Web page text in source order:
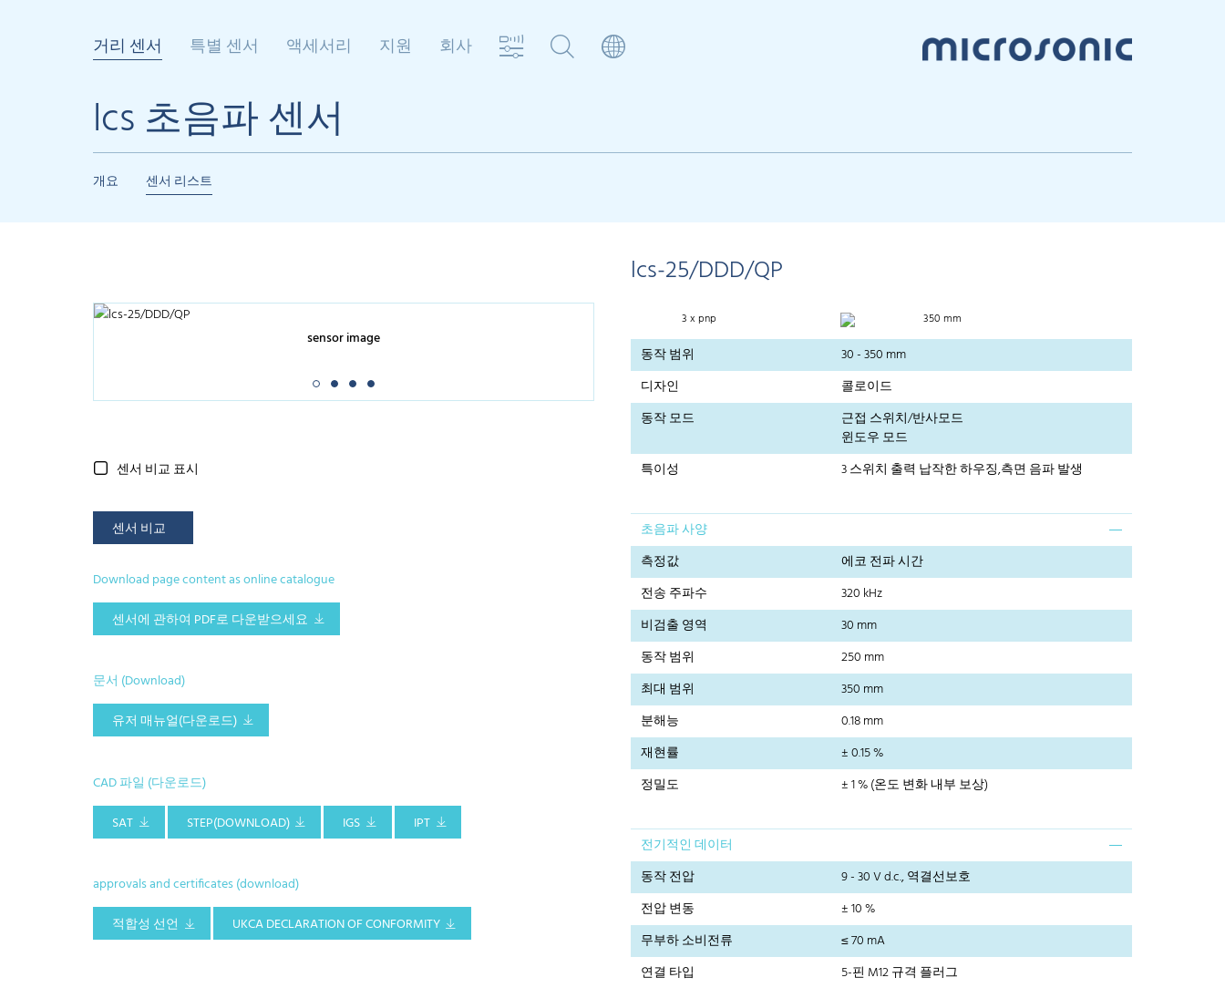
거리 센서 특별 센서 액세서리 지원 회사
lcs 초음파 센서
개요 센서 리스트
lcs-25/DDD/QP
sensor image
센서 비교 표시
센서 비교
Download page content as online catalogue
센서에 관하여 PDF로 다운받으세요
문서 (Download)
유저 매뉴얼(다운로드)
CAD 파일 (다운로드)
SAT
STEP(DOWNLOAD) IGS IPT
approvals and certificates (download)
적합성 선언
UKCA DECLARATION OF CONFORMITY
3 x pnp 350 mm
동작 범위
30 - 350 mm
디자인
콜로이드
동작 모드
근접 스위치/반사모드
윈도우 모드
특이성
3 스위치 출력 납작한 하우징,측면 음파 발생
초음파 사양
측정값
에코 전파 시간
전송 주파수
320 kHz
비검출 영역
30 mm
동작 범위
250 mm
최대 범위
350 mm
분해능
0.18 mm
재현률
± 0.15 %
정밀도
± 1 % (온도 변화 내부 보상)
전기적인 데이터
동작 전압
9 - 30 V d.c., 역결선보호
전압 변동
± 10 %
무부하 소비전류
≤ 70 mA
연결 타입
5-핀 M12 규격 플러그